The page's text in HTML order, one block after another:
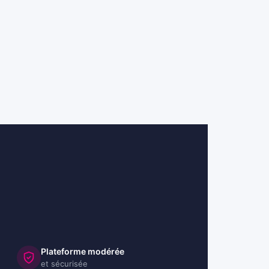
Plateforme modérée
et sécurisée